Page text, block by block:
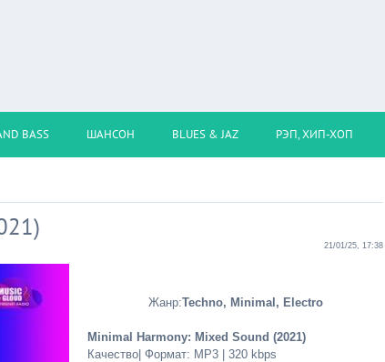
BASS ШАНСОН BLUES & JAZ РЭП, ХИП-ХОП
21/01/25, 17:38
Жанр:Techno, Minimal, Electro
Minimal Harmony: Mixed Sound (2021)
Качество| Формат: MP3 | 320 kbps